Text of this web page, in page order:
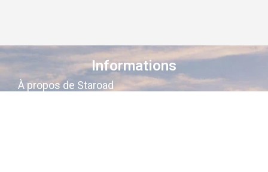
Informations
À propos de Staroad